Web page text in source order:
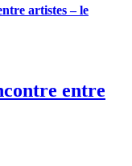
artistes – le
entre